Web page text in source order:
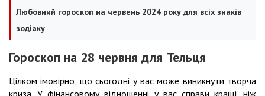
Любовний гороскоп на червень 2024 року для всіх знаків
зодіаку
Гороскоп на 28 червня для Тельця
Цілком імовірно, що сьогодні у вас може виникнути творча